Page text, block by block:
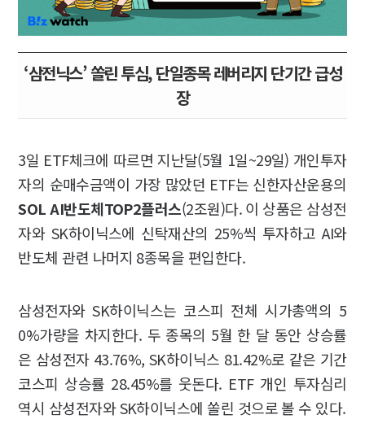
‘삼전닉스’ 쏠린 투심, 단일종목 레버리지 단기간 급성
장
3일 ETF체크에 따르면 지난달(5월 1일~29일) 개인투자
자의 순매수금액이 가장 많았던 ETF는 신한자산운용의
SOL AI반도체TOP2플러스(2조원)다. 이 상품은 삼성전
자와 SK하이닉스에 신탁재산의 25%씩 투자하고 AI와
반도체 관련 나머지 8종목을 편입한다.
삼성전자와 SK하이닉스는 코스피 전체 시가총액의 5
0%가량을 차지한다. 두 종목의 5월 한 달 동안 상승률
은 삼성전자 43.76%, SK하이닉스 81.42%로 같은 기간
코스피 상승률 28.45%를 웃돈다. ETF 개인 투자심리
역시 삼성전자와 SK하이닉스에 쏠린 것으로 볼 수 있다.